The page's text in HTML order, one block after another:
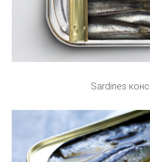
Sardines